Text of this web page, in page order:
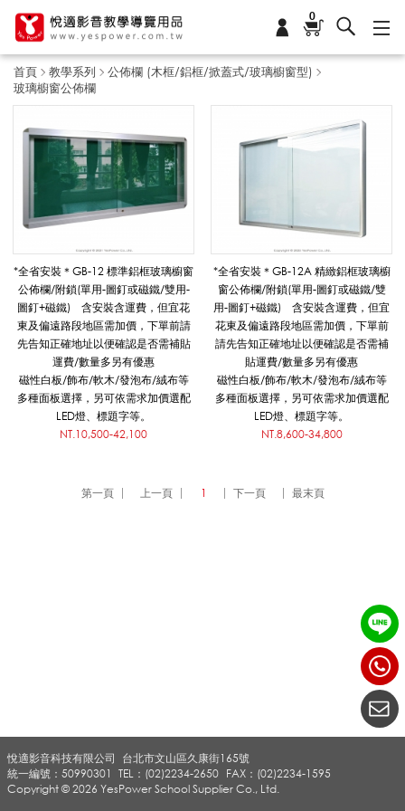
0
首頁 教學系列
公佈欄 (木框/鋁框/掀蓋式/玻璃櫥窗型)
玻璃櫥窗公佈欄
玻
璃
櫥
窗
公
欄
*全省安裝＊GB-12 標準鋁框玻璃櫥窗
公佈欄/附鎖(單用-圖釘或磁鐵/雙用-
圖釘+磁鐵) 含安裝含運費，但宜花
東及偏遠路段地區需加價，下單前請
先告知正確地址以便確認是否需補貼
運費/數量多另有優惠
磁性白板/飾布/軟木/發泡布/絨布等
多種面板選擇，另可依需求加價選配
LED燈、標題字等。
NT.10,500-42,100
*全省安裝＊GB-12A 精緻鋁框玻璃櫥
窗公佈欄/附鎖(單用-圖釘或磁鐵/雙
用-圖釘+磁鐵) 含安裝含運費，但宜
花東及偏遠路段地區需加價，下單前
請先告知正確地址以便確認是否需補
貼運費/數量多另有優惠
磁性白板/飾布/軟木/發泡布/絨布等
多種面板選擇，另可依需求加價選配
LED燈、標題字等。
NT.8,600-34,800
第一頁 上一頁 1 下一頁 最末頁
悅適影音科技有限公司
TEL：(02)2234-2650 FAX：(02)2234-1595
台北市文山區久康街165號
統一編號：50990301
Copyright © 2026 YesPower School Supplier Co., Ltd.